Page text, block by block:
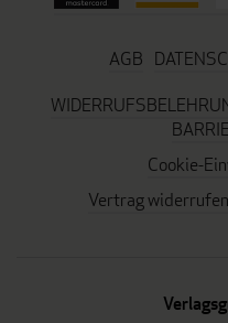
AGB
Cookie-
Vertrag widerrufen